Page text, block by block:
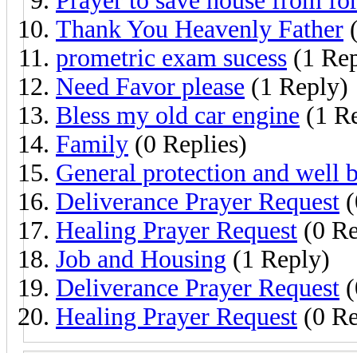
Thank You Heavenly Father
prometric exam sucess (1
Need Favor please (1 Reply)
Bless my old car engine (1
Family (0 Replies)
General protection and well
Deliverance Prayer Request
Healing Prayer Request (0
Job and Housing (1 Reply)
Deliverance Prayer Request
Healing Prayer Request (0